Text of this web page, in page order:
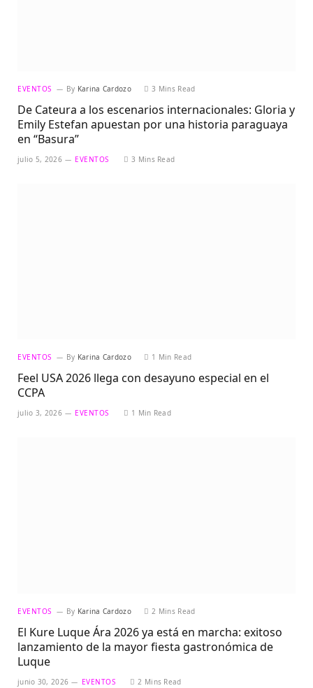
EVENTOS By Karina Cardozo 3 Mins Read
De Cateura a los escenarios internacionales: Gloria y
Emily Estefan apuestan por una historia paraguaya
en “Basura”
julio 5, 2026 EVENTOS 3 Mins Read
EVENTOS By Karina Cardozo 1 Min Read
Feel USA 2026 llega con desayuno especial en el
CCPA
julio 3, 2026 EVENTOS 1 Min Read
EVENTOS By Karina Cardozo 2 Mins Read
El Kure Luque Ára 2026 ya está en marcha: exitoso
lanzamiento de la mayor fiesta gastronómica de
Luque
junio 30, 2026 EVENTOS 2 Mins Read